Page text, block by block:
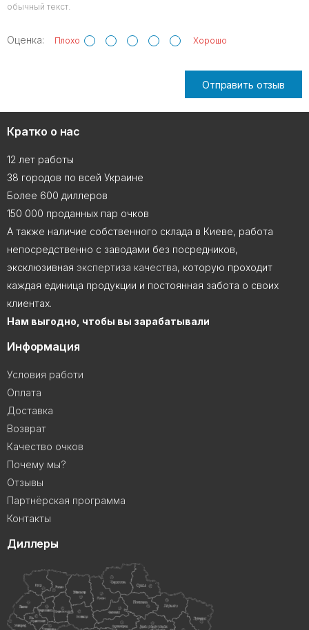
обычный текст.
Оценка: Плохо Хорошо
Отправить отзыв
Кратко о нас
12 лет работы
38 городов по всей Украине
Более 600 диллеров
150 000 проданных пар очков
А также наличие собственного склада в Киеве, работа
непосредственно с заводами без посредников,
эксклюзивная экспертиза качества, которую проходит
каждая единица продукции и постоянная забота о своих
клиентах.
Нам выгодно, чтобы вы зарабатывали
Информация
Условия работи
Оплата
Доставка
Возврат
Качество очков
Почему мы?
Отзывы
Партнёрская программа
Контакты
Диллеры